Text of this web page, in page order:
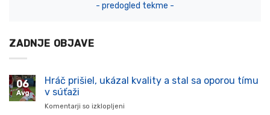
- predogled tekme -
ZADNJE OBJAVE
06
Avg
Hráč prišiel, ukázal kvality a stal sa oporou tímu
v súťaži
Komentarji so izklopljeni